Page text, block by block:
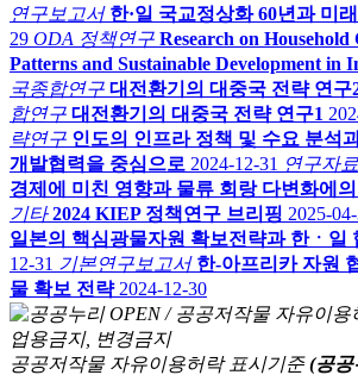
연구보고서 한·일 국교정상화 60년과 미
29 ODA 정책연구 Research on Household
Patterns and Sustainable Development in
국종합연구 대전환기의 대중국 전략 연구
합연구 대전환기의 대중국 전략 연구1
략연구 인도의 인프라 정책 및 수요 분석
개발협력을 중심으로 2024-12-31 연구자료
경제에 미친 영향과 물류 회랑 다변화에
기타 2024 KIEP 정책연구 브리핑 2025-
일본의 핵심광물자원 확보전략과 한ㆍ일
12-31 기본연구보고서 한-아프리카 자원
물 확보 전략 2024-12-30
공공저작물 자유이용허락 표시기준 (공공